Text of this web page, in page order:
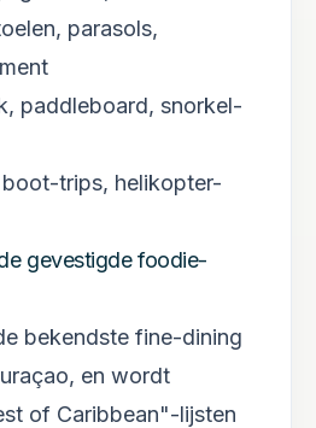
parasols,
paddleboard, snorkel-
trips, helikopter-
gevestigde foodie-
bekendste fine-dining
en wordt
of Caribbean"-lijsten